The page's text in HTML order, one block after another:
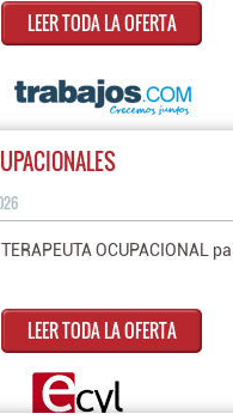
LEER TODA LA OFERTA
OCUPACIONAL
LEER TODA LA OFERTA